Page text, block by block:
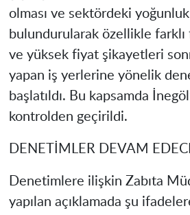
olması ve sektördeki
bulundurularak özellikle farklı
ve yüksek fiyat şikayetleri
yapan iş yerlerine yönelik
başlatıldı. Bu kapsamda
kontrolden geçirildi.
DENETİMLER DEVAM
Denetimlere ilişkin Zabıta
yapılan açıklamada şu